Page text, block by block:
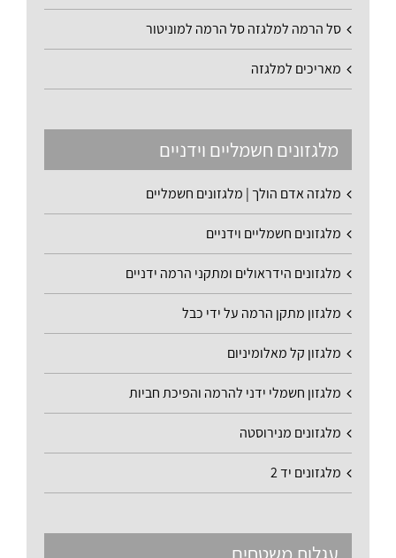
סל הרמה למלגזה סל הרמה למוניטור
מאריכים למלגזה
מלגזונים חשמליים וידניים
מלגזה אדם הולך | מלגזונים חשמליים
מלגזונים חשמליים וידניים
מלגזונים הידראולים ומתקני הרמה ידניים
מלגזון מתקן הרמה על ידי כבל
מלגזון קל מאלומיניום
מלגזון חשמלי ידני להרמה והפיכת חביות
מלגזונים מנירוסטה
מלגזונים יד 2